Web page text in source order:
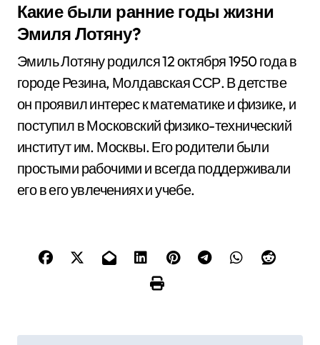
Какие были ранние годы жизни
Эмиля Лотяну?
Эмиль Лотяну родился 12 октября 1950 года в
городе Резина, Молдавская ССР. В детстве
он проявил интерес к математике и физике, и
поступил в Московский физико-технический
институт им. Москвы. Его родители были
простыми рабочими и всегда поддерживали
его в его увлечениях и учебе.